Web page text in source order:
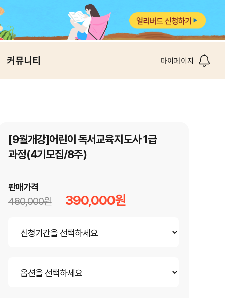
커뮤니티 마이페이지
[9월개강]어린이 독서교육지도사 1급
과정(4기모집/8주)
판매가격
480,000원 390,000원